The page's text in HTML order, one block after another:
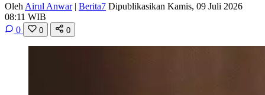
Oleh Airul Anwar | Berita7 Dipublikasikan Kamis, 09 Juli 2026
08:11 WIB
0
0 0